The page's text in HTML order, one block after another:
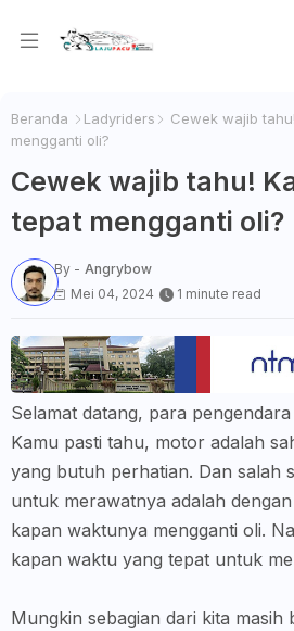
Beranda Ladyriders
Cewek wajib
mengganti oli?
Cewek wajib tahu!
tepat mengganti oli?
By - Angrybow
Mei 04, 2024
1 minute read
Selamat datang, para
Kamu pasti tahu, motor adalah
yang butuh perhatian. Dan salah
untuk merawatnya adalah
kapan waktunya mengganti oli.
kapan waktu yang tepat untuk
Mungkin sebagian dari kita masih